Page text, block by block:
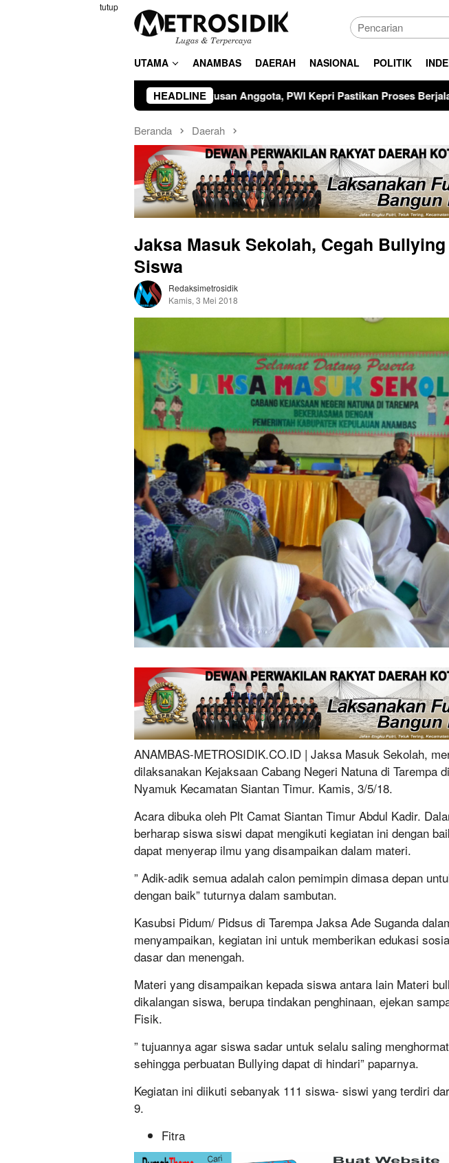
tutup
UTAMA ANAMBAS DAERAH NASIONAL POLITIK
HEADLINE
Keputusan Anggota, PWI Kepri Pastikan Proses Berjalan Sesuai Aturan Organisasi
Beranda Daerah
Jaksa Masuk Sekolah, Cegah
Siswa
Redaksimetrosidik
Kamis, 3 Mei 2018
ANAMBAS-METROSIDIK.CO.ID | Jaksa Masuk Sekolah,
dilaksanakan Kejaksaan Cabang Negeri Natuna di Tarempa
Nyamuk Kecamatan Siantan Timur. Kamis, 3/5/18.
Acara dibuka oleh Plt Camat Siantan Timur Abdul Kadir.
berharap siswa siswi dapat mengikuti kegiatan ini dengan
dapat menyerap ilmu yang disampaikan dalam materi.
” Adik-adik semua adalah calon pemimpin dimasa depan
dengan baik” tuturnya dalam sambutan.
Kasubsi Pidum/ Pidsus di Tarempa Jaksa Ade Suganda
menyampaikan, kegiatan ini untuk memberikan edukasi
dasar dan menengah.
Materi yang disampaikan kepada siswa antara lain Materi
dikalangan siswa, berupa tindakan penghinaan, ejekan
Fisik.
” tujuannya agar siswa sadar untuk selalu saling
sehingga perbuatan Bullying dapat di hindari” paparnya.
Kegiatan ini diikuti sebanyak 111 siswa- siswi yang terdiri
9.
Fitra